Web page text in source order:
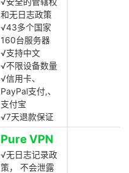
和无日志政策
√43多个国家
160台服务器
√支持中文
√不限设备数量
√信用卡、
PayPal支付,、
支付宝
√7天退款保证
Pure VPN
√无日志记录政
策， 不会泄露